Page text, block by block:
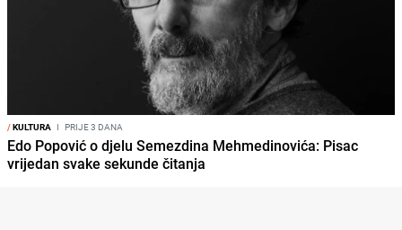
/KULTURA I PRIJE 3 DANA
Edo Popović o djelu Semezdina Mehmedinovića: Pisac
vrijedan svake sekunde čitanja